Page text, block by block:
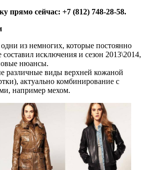
прямо сейчас: +7 (812) 748-28-58.
из немногих, которые постоянно
исключения и сезон 2013\2014,
нюансы.
различные виды верхней кожаной
актуально комбинирование с
например мехом.